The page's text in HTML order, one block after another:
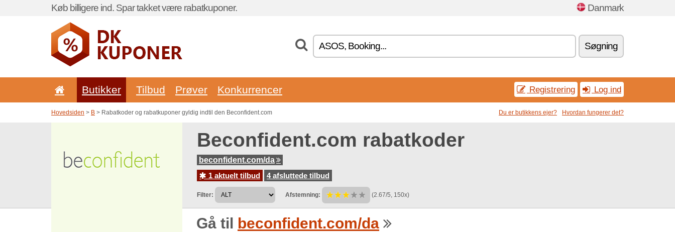
Køb billigere ind. Spar takket være rabatkuponer. Danmark
Søgning
Butikker Tilbud Prøver Konkurrencer Registrering Log ind
Hovedsiden > B > Rabatkoder og rabatkuponer gyldig indtil den Beconfident.com Du er butikkens ejer? Hvordan fungerer det?
Beconfident.com rabatkoder
beconfident.com/da
1 aktuelt tilbud
4 afsluttede tilbud
Filter: Afstemning: (2.67/5, 150x)
Gå til beconfident.com/da